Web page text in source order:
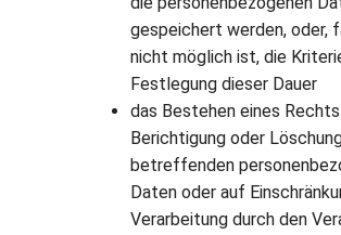
gespeichert werden, oder,
nicht möglich ist, die
Festlegung dieser Dauer
das Bestehen eines
Berichtigung oder
betreffenden
Daten oder auf
Verarbeitung durch den